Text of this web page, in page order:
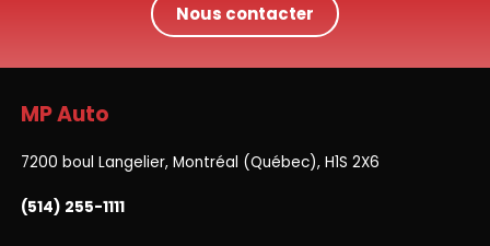
Nous contacter
MP Auto
7200 boul Langelier, Montréal (Québec), H1S 2X6
(514) 255-1111